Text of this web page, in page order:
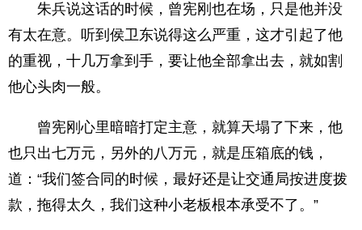
朱兵说这话的时候，曾宪刚也在场，只是他并没
有太在意。听到侯卫东说得这么严重，这才引起了他
的重视，十几万拿到手，要让他全部拿出去，就如割
他心头肉一般。
曾宪刚心里暗暗打定主意，就算天塌了下来，他
也只出七万元，另外的八万元，就是压箱底的钱，
道：“我们签合同的时候，最好还是让交通局按进度拨
款，拖得太久，我们这种小老板根本承受不了。”